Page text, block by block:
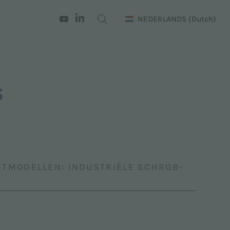
NEDERLANDS (Dutch)
INDUSTRIËLE SCHROB-